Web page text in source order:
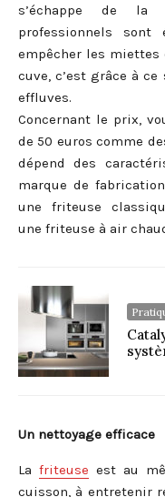
s’échappe de la
professionnels sont
empêcher les miettes
cuve, c’est grâce à
effluves.
Concernant le prix,
de 50 euros comme
dépend des
marque de
une friteuse
une friteuse à air
Un nettoyage efficace
La friteuse est au
cuisson, à entretenir